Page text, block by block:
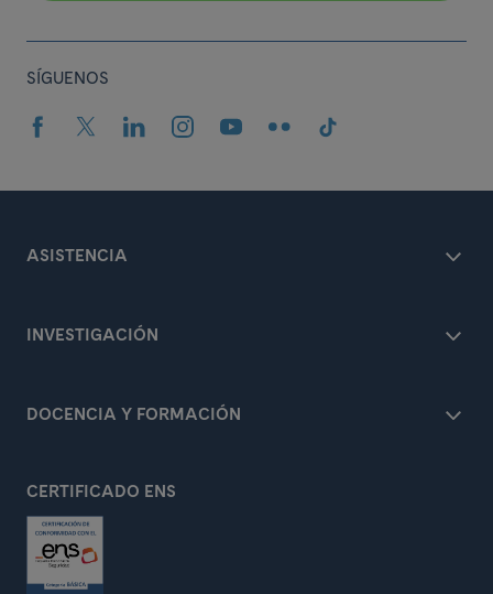
SÍGUENOS
ASISTENCIA
INVESTIGACIÓN
DOCENCIA Y FORMACIÓN
CERTIFICADO ENS